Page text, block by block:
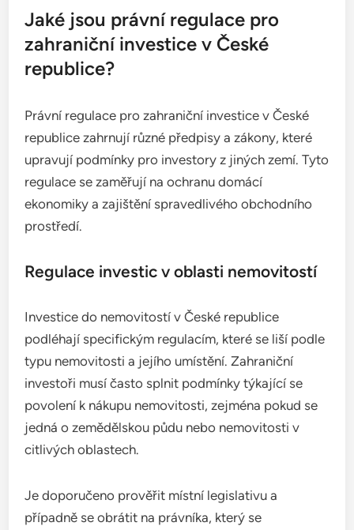
Jaké jsou právní regulace pro
zahraniční investice v České
republice?
Právní regulace pro zahraniční investice v České
republice zahrnují různé předpisy a zákony, které
upravují podmínky pro investory z jiných zemí. Tyto
regulace se zaměřují na ochranu domácí
ekonomiky a zajištění spravedlivého obchodního
prostředí.
Regulace investic v oblasti nemovitostí
Investice do nemovitostí v České republice
podléhají specifickým regulacím, které se liší podle
typu nemovitosti a jejího umístění. Zahraniční
investoři musí často splnit podmínky týkající se
povolení k nákupu nemovitosti, zejména pokud se
jedná o zemědělskou půdu nebo nemovitosti v
citlivých oblastech.
Je doporučeno prověřit místní legislativu a
případně se obrátit na právníka, který se